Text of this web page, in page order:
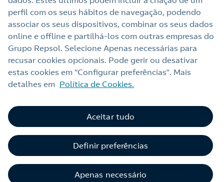
perfil com os seus hábitos de navegação, podendo
associar os seus dispositivos, combinar os seus dados
online e offline e partilhá‑los com outras empresas do
Grupo Repsol. Selecione Apenas necessárias para
recusar cookies opcionais. Pode gerir ou desativar
estas cookies em “Configurar preferências”. Mais
detalhes em Política de Cookies.
Definir preferências
Apenas necessário
Aceitar tudo